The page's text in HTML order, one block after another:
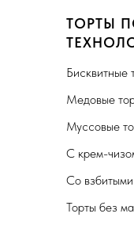
ТОРТЫ
Бисквитные
Медовые
Муссовые
С крем-
Со
Торты без